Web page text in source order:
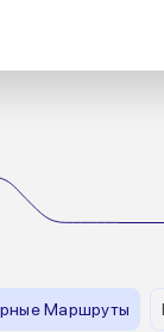
Маршруты